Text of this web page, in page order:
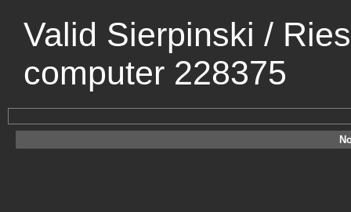
Valid Sierpinski /
computer 228375